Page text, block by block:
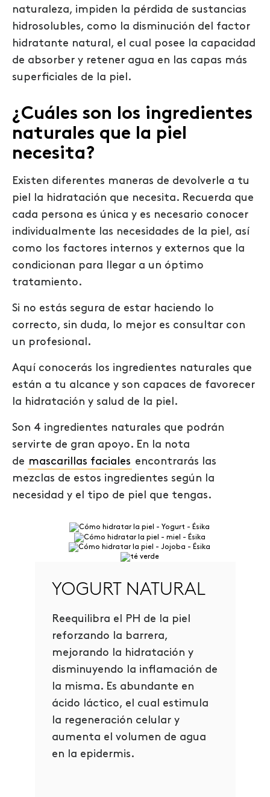
naturaleza, impiden la pérdida de sustancias
hidrosolubles, como la disminución del factor
hidratante natural, el cual posee la capacidad
de absorber y retener agua en las capas más
superficiales de la piel.
¿Cuáles son los ingredientes
naturales que la piel
necesita?
Existen diferentes maneras de devolverle a tu
piel la hidratación que necesita. Recuerda que
cada persona es única y es necesario conocer
individualmente las necesidades de la piel, así
como los factores internos y externos que la
condicionan para llegar a un óptimo
tratamiento.
Si no estás segura de estar haciendo lo
correcto, sin duda, lo mejor es consultar con
un profesional.
Aquí conocerás los ingredientes naturales que
están a tu alcance y son capaces de favorecer
la hidratación y salud de la piel.
Son 4 ingredientes naturales que podrán
servirte de gran apoyo. En la nota
de mascarillas faciales encontrarás las
mezclas de estos ingredientes según la
necesidad y el tipo de piel que tengas.
YOGURT NATURAL
Reequilibra el PH de la piel
reforzando la barrera,
mejorando la hidratación y
disminuyendo la inflamación de
la misma. Es abundante en
ácido láctico, el cual estimula
la regeneración celular y
aumenta el volumen de agua
en la epidermis.